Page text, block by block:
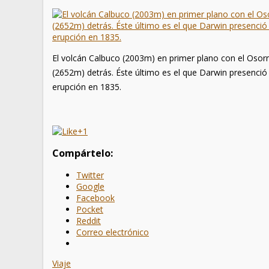
El volcán Calbuco (2003m) en primer plano con el
(2652m) detrás. Éste último es el que Darwin presenció
erupción en 1835.
+1
Compártelo:
Twitter
Google
Facebook
Pocket
Reddit
Correo electrónico
Viaje